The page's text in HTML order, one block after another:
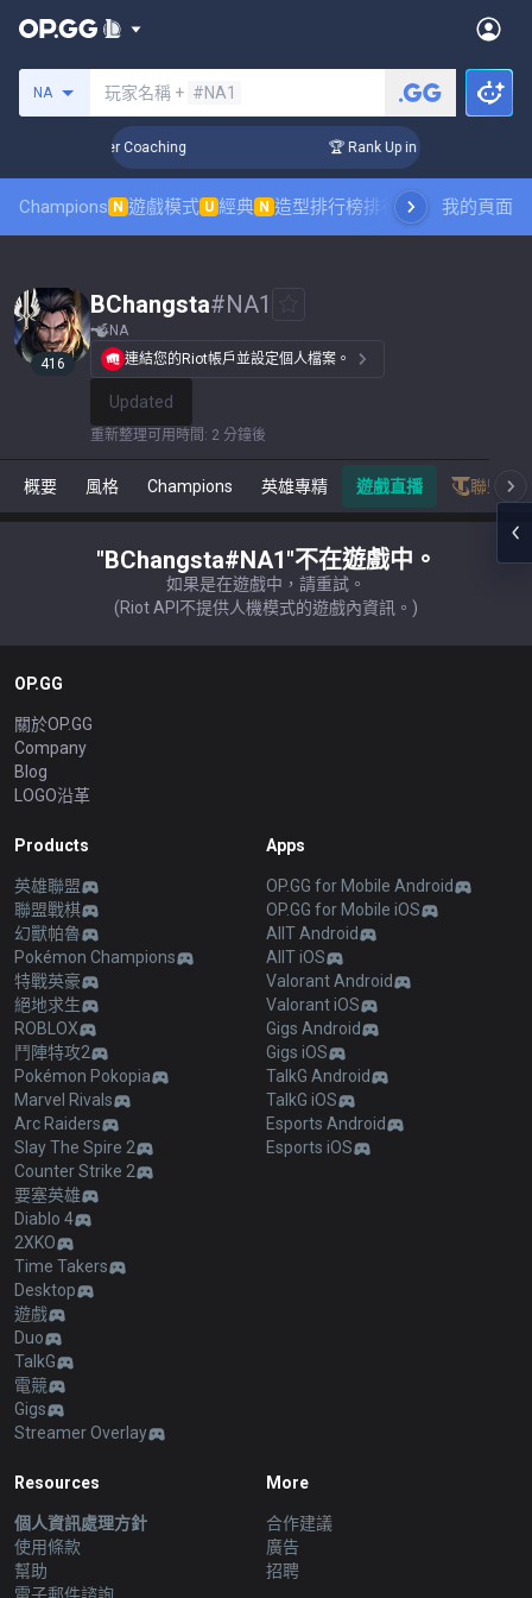
NA 玩家名稱 + #NA1
Challenger Coaching 🏆 Rank Up in 3 Days!
Champions N 遊戲模式 U 經典 N 造型排行榜排行榜 職業對戰觀賽
我的頁面
416
BChangsta#NA1
NA
連結您的Riot帳戶並設定個人檔案。
Updated
重新整理可用時間 : 2 分鐘後
概要 風格 Champions 英雄專精 遊戲直播 聯盟戰
"BChangsta#NA1"不在遊戲中。
如果是在遊戲中，請重試。
(Riot API不提供人機模式的遊戲內資訊。)
OP.GG
關於OP.GG
Company
Blog
LOGO沿革
Products
英雄聯盟
聯盟戰棋
幻獸帕魯
Pokémon Champions
特戰英豪
絕地求生
ROBLOX
鬥陣特攻2
Pokémon Pokopia
Marvel Rivals
Arc Raiders
Slay The Spire 2
Counter Strike 2
要塞英雄
Diablo 4
2XKO
Time Takers
Desktop
遊戲
Duo
TalkG
電競
Gigs
Streamer Overlay
Apps
OP.GG for Mobile Android
OP.GG for Mobile iOS
AllT Android
AllT iOS
Valorant Android
Valorant iOS
Gigs Android
Gigs iOS
TalkG Android
TalkG iOS
Esports Android
Esports iOS
Resources
個人資訊處理方針
使用條款
幫助
More
合作建議
廣告
招聘